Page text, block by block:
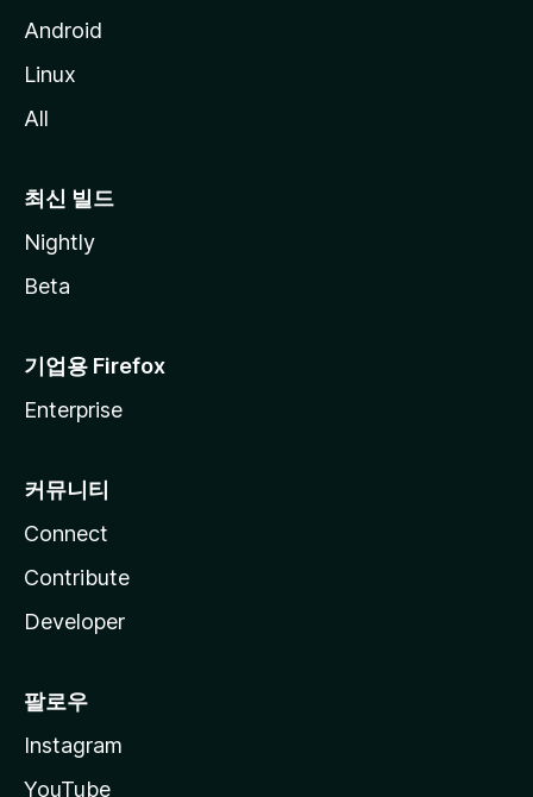
Android
Linux
All
최신 빌드
Nightly
Beta
기업용 Firefox
Enterprise
커뮤니티
Connect
Contribute
Developer
팔로우
Instagram
YouTube